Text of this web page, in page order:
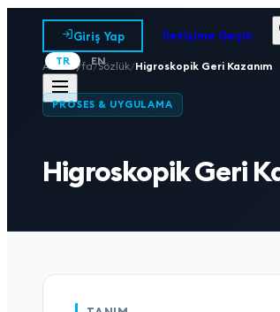
Giriş Yap İletişime Geçin
TR EN
Anasayfa/Sözlük/Higroskopik Geri Kazanım
PROSES & UYGULAMA
Higroskopik Geri